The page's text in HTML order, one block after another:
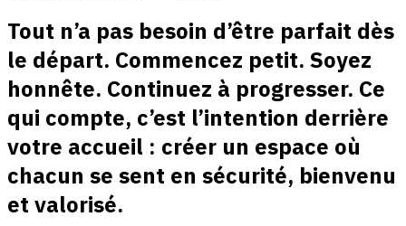
Tout n’a pas besoin d’être parfait dès
le départ. Commencez petit. Soyez
honnête. Continuez à progresser. Ce
qui compte, c’est l’intention derrière
votre accueil : créer un espace où
chacun se sent en sécurité, bienvenu
et valorisé.